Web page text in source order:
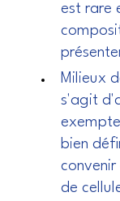
est rare
Milieux
s'agit
bien
de